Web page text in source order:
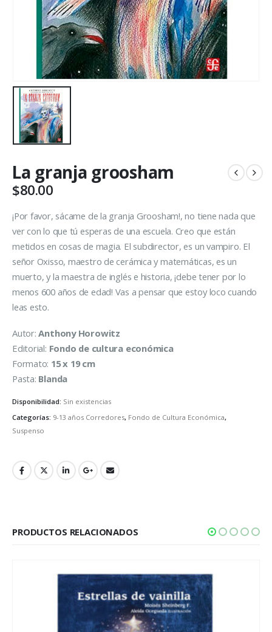
La granja groosham
$80.00
¡Por favor, sácame de la granja Groosham!, no tiene nada que
ver con lo que tú esperas de una escuela. Creo que están
metidos en cosas de magia. El subdirector, es un vampiro. El
señor Oxisso, maestro de cerámica y matemáticas, es un
muerto, y la maestra de inglés e historia, ¡debe tener por lo
menos 600 años de edad! Vas a pensar que estoy loco cuando
leas esto.
Autor: Anthony Horowitz
Editorial: Fondo de cultura económica
Formato: 15 x 19 cm
Pasta: Blanda
Disponibilidad: Sin existencias
Categorías: 9-13 años Corredores, Fondo de Cultura Económica,
Suspenso
PRODUCTOS RELACIONADOS